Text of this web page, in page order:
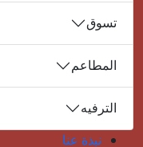
تسوق
المطاعم
الترفيه
نبذة عنا